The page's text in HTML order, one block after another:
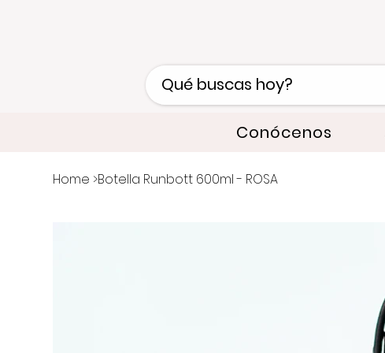
Conócenos
Home >Botella Runbott 600ml - ROSA